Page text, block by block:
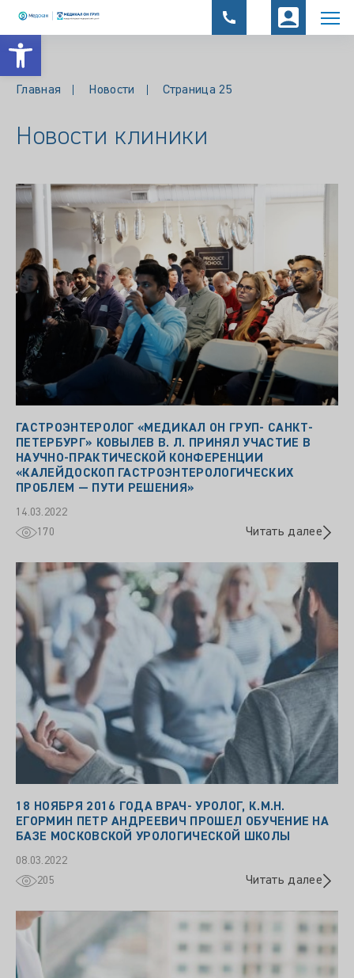
Открыть панель инструментов
Главная Новости Страница 25
Новости клиники
ГАСТРОЭНТЕРОЛОГ «МЕДИКАЛ ОН ГРУП- САНКТ-
ПЕТЕРБУРГ» КОВЫЛЕВ В. Л. ПРИНЯЛ УЧАСТИЕ В
НАУЧНО-ПРАКТИЧЕСКОЙ КОНФЕРЕНЦИИ
«КАЛЕЙДОСКОП ГАСТРОЭНТЕРОЛОГИЧЕСКИХ
ПРОБЛЕМ — ПУТИ РЕШЕНИЯ»
14.03.2022
170
Читать далее
18 НОЯБРЯ 2016 ГОДА ВРАЧ- УРОЛОГ, К.М.Н.
ЕГОРМИН ПЕТР АНДРЕЕВИЧ ПРОШЕЛ ОБУЧЕНИЕ НА
БАЗЕ МОСКОВСКОЙ УРОЛОГИЧЕСКОЙ ШКОЛЫ
08.03.2022
205
Читать далее